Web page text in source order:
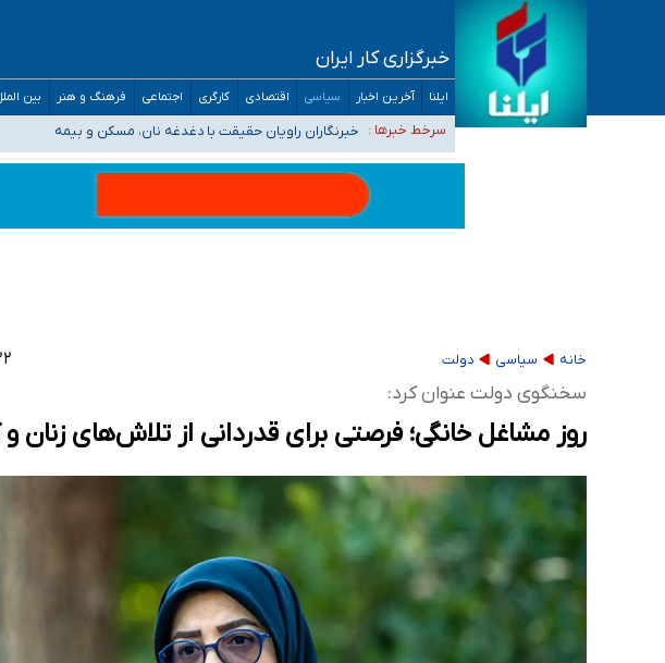
خبرگزاری کار ایران
ایلنا آخرین اخبار سیاسی اقتصادی کارگری اجتماعی فرهنگ و هنر بین
سرخط خبرها :
تعویق آزمون ورودی دکترای تخصصی فرماندهی صحنه عملیات و دکترای
خبرنگاران راویان حقیقت با دغدغه نان، مسکن و بیمه
آخرین وضعیت شیوع عفونت‌های تنفسی در کشور/ خوزستان و
هیچ پرستاری بازداشت یا اخراج نشده است/ از رئیس جمهور خواستیم ورود کند
ثبت‌نام بخش عمده دانش‌آموزان مدارس ایرانی امارات در کشور/ درباره
خانه سیاسی دولت ۲۲ / ۰۲ /
سخنگوی دولت عنوان کرد:
روز مشاغل خانگی؛‌ فرصتی برای قدردانی از تلاش‌های زنان و